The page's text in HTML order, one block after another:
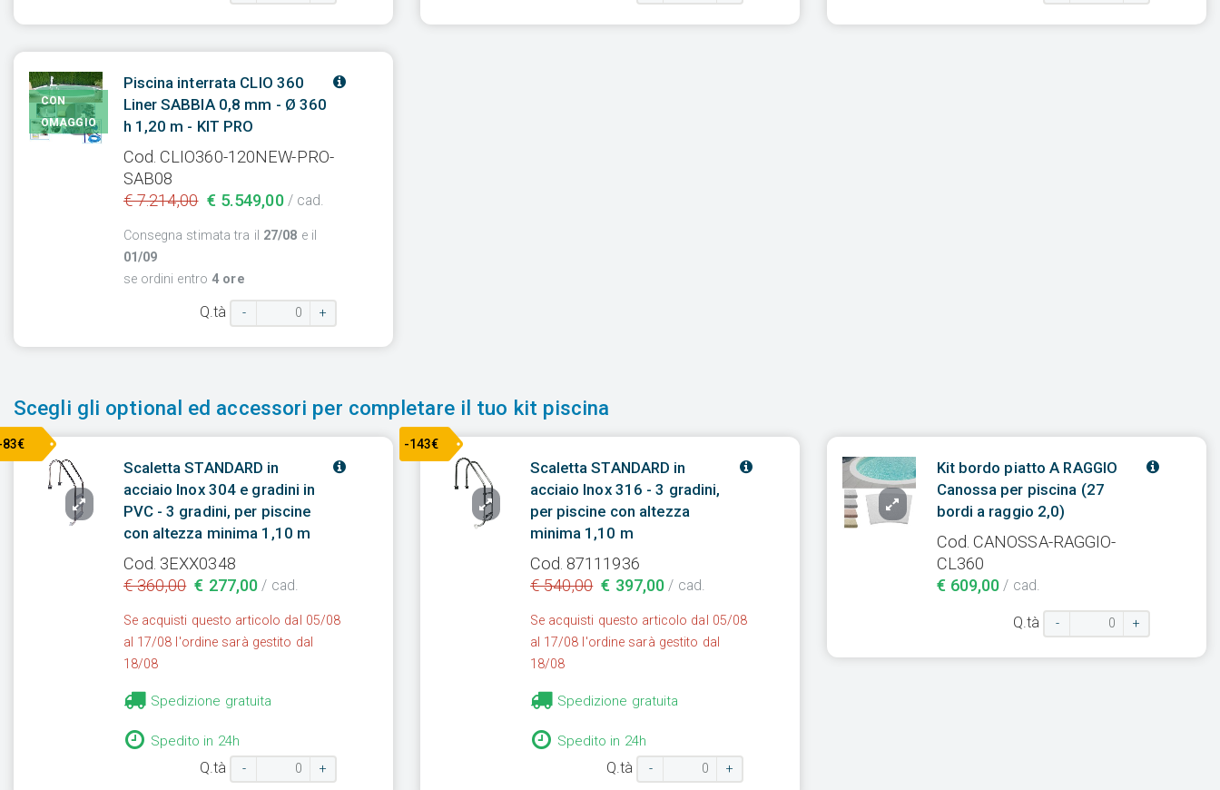
CON
OMAGGIO
Piscina interrata CLIO 360
Liner SABBIA 0,8 mm - Ø 360
h 1,20 m - KIT PRO
Cod. CLIO360-120NEW-PRO-
SAB08
€ 7.214,00 € 5.549,00/ cad.
Consegna stimata tra il 27/08 e il
01/09
se ordini entro4 ore
Q.tà - +
Scegli gli optional ed accessori per completare il tuo kit piscina
Scaletta STANDARD in
acciaio Inox 304 e gradini in
PVC - 3 gradini, per piscine
con altezza minima 1,10 m
Cod. 3EXX0348
€ 360,00 € 277,00 / cad.
Se acquisti questo articolo dal 05/08
al 17/08 l'ordine sarà gestito dal
18/08
Spedizione gratuita
Spedito in 24h
Q.tà - +
-143€
Scaletta STANDARD in
acciaio Inox 316 - 3 gradini,
per piscine con altezza
minima 1,10 m
Cod. 87111936
€ 540,00 € 397,00 / cad.
Se acquisti questo articolo dal 05/08
al 17/08 l'ordine sarà gestito dal
18/08
Spedizione gratuita
Spedito in 24h
Q.tà - +
Kit bordo piatto A RAGGIO
Canossa per piscina (27
bordi a raggio 2,0)
Cod. CANOSSA-RAGGIO-
CL360
€ 609,00 / cad.
Q.tà - +